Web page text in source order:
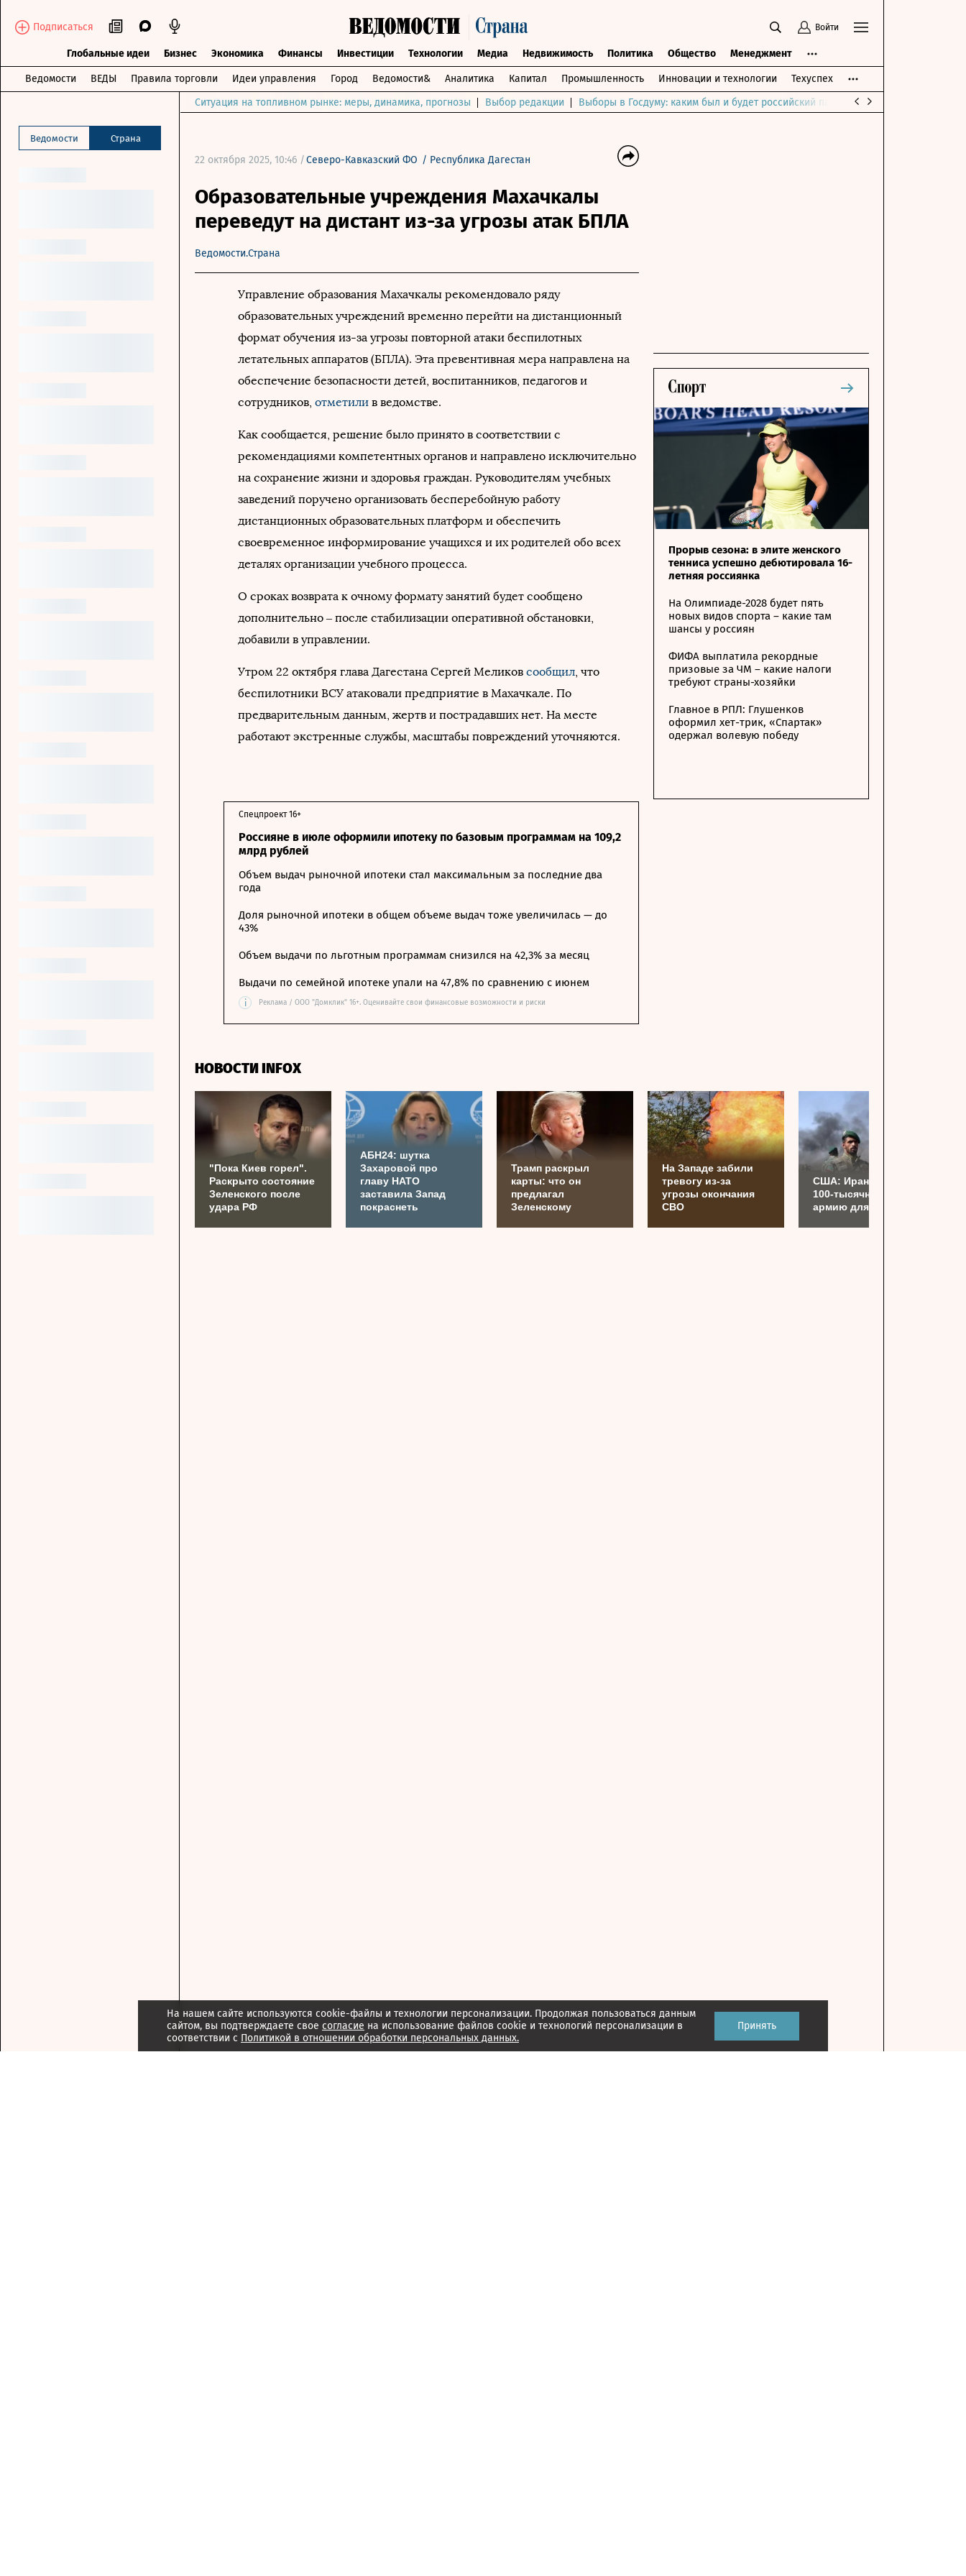
На нашем сайте используются cookie-файлы и технологии персонализации. Продолжая пользоваться данным
сайтом, вы подтверждаете свое согласие на использование файлов cookie и технологий персонализации в
соответствии с Политикой в отношении обработки персональных данных.
Принять
Подписаться Войти
Глобальные идеи Бизнес Экономика Финансы Инвестиции Технологии Медиа Недвижимость Политика Общество Менеджмент
Ведомости ВЕДЫ Правила торговли Идеи управления Город Ведомости& Аналитика Капитал Промышленность Инновации и технологии Техуспех
Ведомости Страна
Ситуация на топливном рынке: меры, динамика, прогнозы Выбор редакции Выборы в Госдуму: каким был и будет российский парламент
22 октября 2025, 10:46 /Северо-Кавказский ФО / Республика Дагестан
Образовательные учреждения Махачкалы
переведут на дистант из-за угрозы атак БПЛА
Ведомости.Страна
Управление образования Махачкалы рекомендовало ряду
образовательных учреждений временно перейти на дистанционный
формат обучения из-за угрозы повторной атаки беспилотных
летательных аппаратов (БПЛА). Эта превентивная мера направлена на
обеспечение безопасности детей, воспитанников, педагогов и
сотрудников, отметили в ведомстве.
Как сообщается, решение было принято в соответствии с
рекомендациями компетентных органов и направлено исключительно
на сохранение жизни и здоровья граждан. Руководителям учебных
заведений поручено организовать бесперебойную работу
дистанционных образовательных платформ и обеспечить
своевременное информирование учащихся и их родителей обо всех
деталях организации учебного процесса.
О сроках возврата к очному формату занятий будет сообщено
дополнительно – после стабилизации оперативной обстановки,
добавили в управлении.
Утром 22 октября глава Дагестана Сергей Меликов сообщил, что
беспилотники ВСУ атаковали предприятие в Махачкале. По
предварительным данным, жертв и пострадавших нет. На месте
работают экстренные службы, масштабы повреждений уточняются.
Россияне в июле оформили ипотеку по базовым программам на 109,2
млрд рублей
Спецпроект 16+
Объем выдач рыночной ипотеки стал максимальным за последние два
года
Доля рыночной ипотеки в общем объеме выдач тоже увеличилась — до
43%
Объем выдачи по льготным программам снизился на 42,3% за месяц
Выдачи по семейной ипотеке упали на 47,8% по сравнению с июнем
i Реклама / ООО "Домклик" 16+. Оценивайте свои финансовые возможности и риски
Прорыв сезона: в элите женского
тенниса успешно дебютировала 16-
летняя россиянка
На Олимпиаде-2028 будет пять
новых видов спорта – какие там
шансы у россиян
ФИФА выплатила рекордные
призовые за ЧМ – какие налоги
требуют страны-хозяйки
Главное в РПЛ: Глушенков
оформил хет-трик, «Спартак»
одержал волевую победу
НОВОСТИ INFOX
"Пока Киев горел".
Раскрыто состояние
Зеленского после
удара РФ
АБН24: шутка
Захаровой про
главу НАТО
заставила Запад
покраснеть
Трамп раскрыл
карты: что он
предлагал
Зеленскому
На Западе забили
тревогу из-за
угрозы окончания
СВО
США: Иран готовит
100-тысячную
армию для Украины